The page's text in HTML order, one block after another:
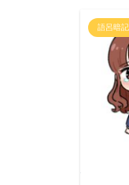
語呂暗